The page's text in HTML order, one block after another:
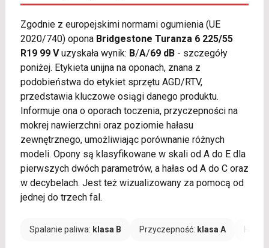
Zgodnie z europejskimi normami ogumienia (UE
2020/740) opona Bridgestone Turanza 6 225/55
R19 99 Vuzyskała wynik: B/A/69 dB- szczegóły
poniżej. Etykieta unijna na oponach, znana z
podobieństwa do etykiet sprzętu AGD/RTV,
przedstawia kluczowe osiągi danego produktu.
Informuje ona o oporach toczenia, przyczepności na
mokrej nawierzchni oraz poziomie hałasu
zewnętrznego, umożliwiając porównanie różnych
modeli. Opony są klasyfikowane w skali od A do E dla
pierwszych dwóch parametrów, a hałas od A do C oraz
w decybelach. Jest też wizualizowany za pomocą od
jednej do trzech fal.
Spalanie paliwa: klasa B Przyczepność: klasa A Hałas: